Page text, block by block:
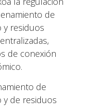
de
y residuos
de conexión
de
y de residuos